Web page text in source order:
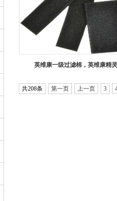
英维康一级过滤棉，英维康精
共208条 第一页 上一页 3